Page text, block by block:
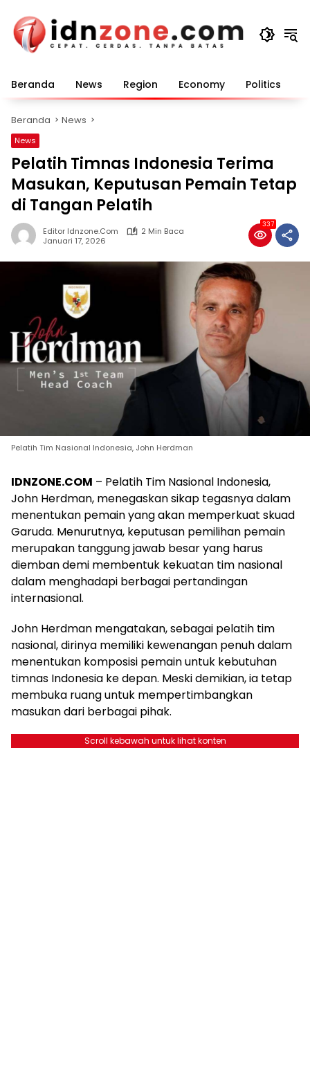
konten
Beranda News Region Economy Politics
Beranda News
News
Pelatih Timnas Indonesia Terima
Masukan, Keputusan Pemain Tetap
di Tangan Pelatih
Editor Idnzone.com
2 Min Baca
Januari 17, 2026
337
Pelatih Tim Nasional Indonesia, John Herdman
IDNZONE.COM – Pelatih Tim Nasional Indonesia,
John Herdman, menegaskan sikap tegasnya dalam
menentukan pemain yang akan memperkuat skuad
Garuda. Menurutnya, keputusan pemilihan pemain
merupakan tanggung jawab besar yang harus
diemban demi membentuk kekuatan tim nasional
dalam menghadapi berbagai pertandingan
internasional.
John Herdman mengatakan, sebagai pelatih tim
nasional, dirinya memiliki kewenangan penuh dalam
menentukan komposisi pemain untuk kebutuhan
timnas Indonesia ke depan. Meski demikian, ia tetap
membuka ruang untuk mempertimbangkan
masukan dari berbagai pihak.
Scroll kebawah untuk lihat konten